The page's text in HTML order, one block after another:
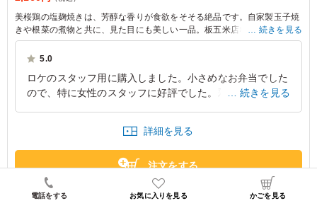
美桜鶏の塩麹焼きは、芳醇な香りが食欲をそそる絶品です。自家製玉子焼
きや根菜の煮物と共に、見た目にも美しい一品。板五米店ならではの贅沢
な組み合わせを、接待や会食の場でお楽しみください。
続きを見る
5.0
ロケのスタッフ用に購入しました。小さめなお弁当でした
ので、特に女性のスタッフに好評でした。彩りよくおかず
もらえたことがありがたかったです。
神奈川県横浜市中区元町
続きを見る
詳細を見る
注文をする
電話をする お気に入りを見る かごを見る